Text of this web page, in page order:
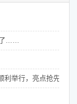
……
举行，亮点抢先看！